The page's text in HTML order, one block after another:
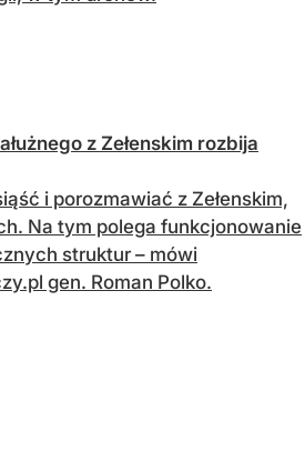
z Zełenskim rozbija
i porozmawiać z Zełenskim,
Na tym polega funkcjonowanie
struktur – mówi
gen. Roman Polko.